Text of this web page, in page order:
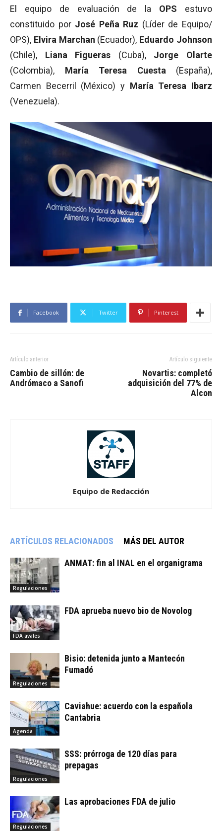
El equipo de evaluación de la OPS estuvo
constituido por José Peña Ruz (Líder de Equipo/
OPS), Elvira Marchan (Ecuador), Eduardo Johnson
(Chile), Liana Figueras (Cuba), Jorge Olarte
(Colombia), María Teresa Cuesta (España),
Carmen Becerril (México) y María Teresa Ibarz
(Venezuela).
Facebook Twitter Pinterest
Artículo anterior
Cambio de sillón: de
Andrómaco a Sanofi
Artículo siguiente
Novartis: completó
adquisición del 77% de
Alcon
Equipo de Redacción
ARTÍCULOS RELACIONADOS MÁS DEL AUTOR
Regulaciones
ANMAT: fin al INAL en el organigrama
FDA avales
FDA aprueba nuevo bio de Novolog
Regulaciones
Bisio: detenida junto a Mantecón
Fumadó
Agenda
Caviahue: acuerdo con la española
Cantabria
Regulaciones
SSS: prórroga de 120 días para
prepagas
Regulaciones
Las aprobaciones FDA de julio